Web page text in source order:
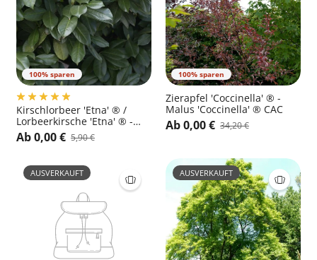
100% sparen
Kirschlorbeer 'Etna' ® /
Lorbeerkirsche 'Etna' ® -
Prunus laurocerasus 'Etna'
®
Ab 0,00 € 5,90 €
100% sparen
Zierapfel 'Coccinella' ® -
Malus 'Coccinella' ® CAC
Ab 0,00 € 34,20 €
AUSVERKAUFT AUSVERKAUFT